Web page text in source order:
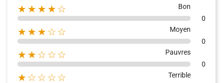
★★★★☆
Bon
0
★★★☆☆
Moyen
0
★★☆☆☆
Pauvres
0
★☆☆☆☆
Terrible